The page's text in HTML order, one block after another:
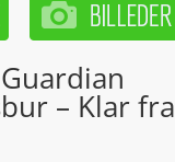
– Klar fra